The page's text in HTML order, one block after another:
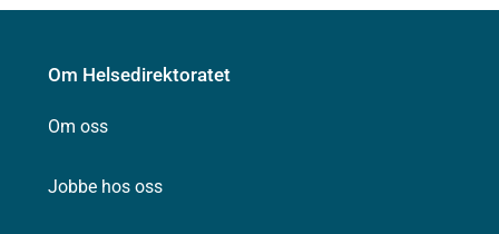
Om Helsedirektoratet
Om oss
Jobbe hos oss